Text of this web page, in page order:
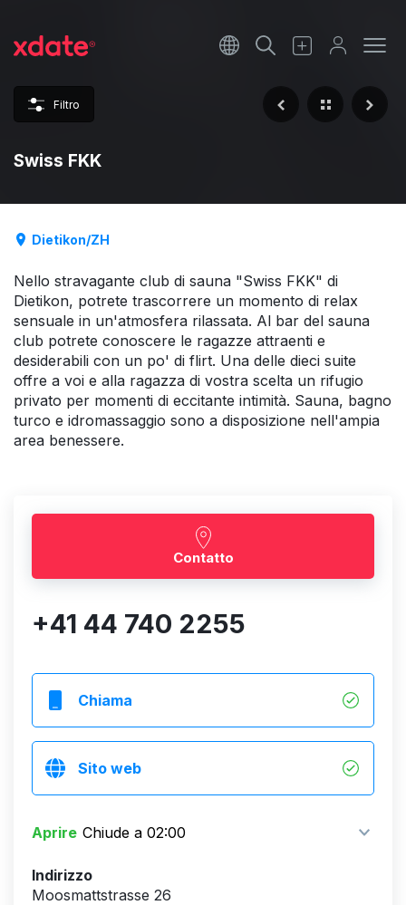
Filtro
Swiss FKK
Dietikon/ZH
Nello stravagante club di sauna "Swiss FKK" di
Dietikon, potrete trascorrere un momento di relax
sensuale in un'atmosfera rilassata. Al bar del sauna
club potrete conoscere le ragazze attraenti e
desiderabili con un po' di flirt. Una delle dieci suite
offre a voi e alla ragazza di vostra scelta un rifugio
privato per momenti di eccitante intimità. Sauna, bagno
turco e idromassaggio sono a disposizione nell'ampia
area benessere.
Contatto
+41 44 740 2255
Chiama
Sito web
Aprire Chiude a 02:00
Indirizzo
Moosmattstrasse 26